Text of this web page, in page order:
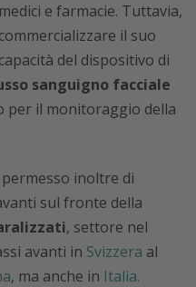
e farmacie. Tuttavia,
il suo
del dispositivo di
sanguigno facciale
per il monitoraggio della
permesso inoltre di
sul fronte della
, settore nel
avanti in Svizzera al
, ma anche in Italia.